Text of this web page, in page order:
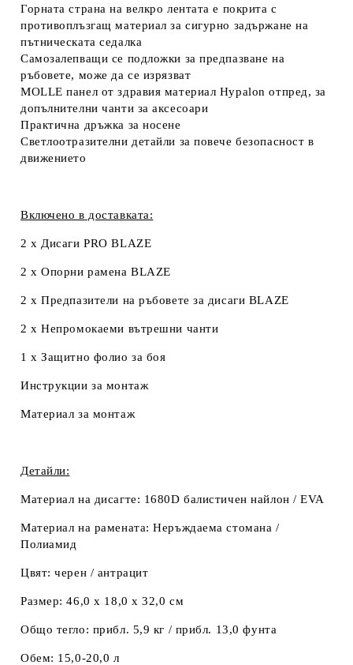
Горната страна на велкро лентата е покрита с
противоплъзгащ материал за сигурно задържане на
пътническата седалка
Самозалепващи се подложки за предпазване на
ръбовете, може да се изрязват
MOLLE панел от здравия материал Hypalon отпред, за
допълнителни чанти за аксесоари
Практична дръжка за носене
Светлоотразителни детайли за повече безопасност в
движението
Включено в доставката:
2 x Дисаги PRO BLAZE
2 x Oпорни рамена BLAZE
2 x Предпазители на ръбовете за дисаги BLAZE
2 x Непромокаеми вътрешни чанти
1 x Защитно фолио за боя
Инструкции за монтаж
Материал за монтаж
Детайли:
Материал на дисагте: 1680D балистичен найлон / EVA
Материал на рамената:Неръждаема стомана /
Полиамид
Цвят:черен / антрацит
Размер:46,0 x 18,0 x 32,0 см
Общо тегло: прибл. 5,9 кг / прибл. 13,0 фунта
Обем: 15,0-20,0 л